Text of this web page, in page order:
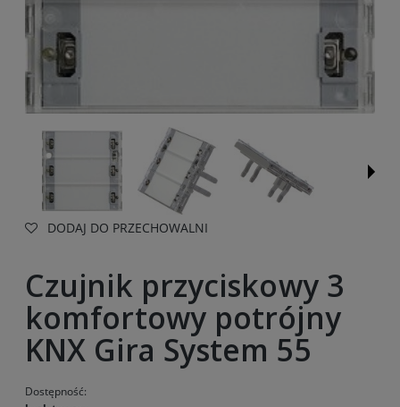
DODAJ DO PRZECHOWALNI
Czujnik przyciskowy 3
komfortowy potrójny
KNX Gira System 55
Dostępność: